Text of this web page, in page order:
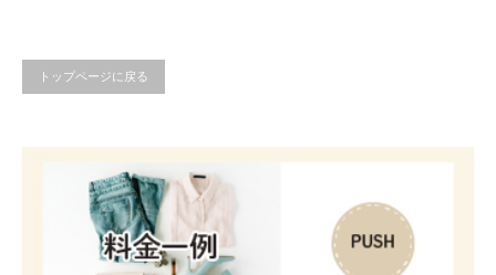
トップページに戻る